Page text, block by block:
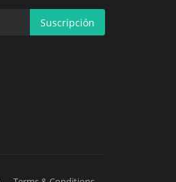
Suscripción